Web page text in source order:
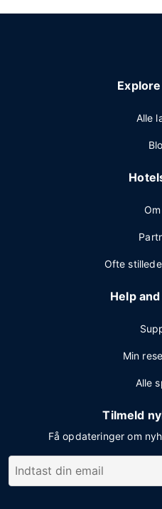
Alle
Ofte
Help
Min
Alle
Tilmeld
Få opdateringer om